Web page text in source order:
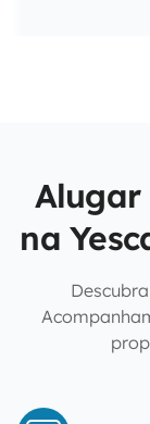
Alugar
na